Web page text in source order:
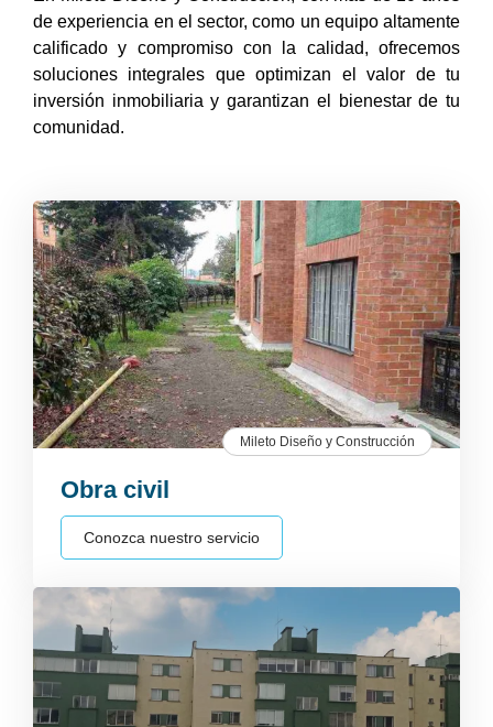
de experiencia en el sector, como un equipo altamente
calificado y compromiso con la calidad, ofrecemos
soluciones integrales que optimizan el valor de tu
inversión inmobiliaria y garantizan el bienestar de tu
comunidad.
Mileto Diseño y Construcción
Obra civil
Conozca nuestro servicio